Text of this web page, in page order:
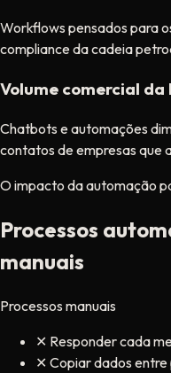
Workflows pensados para
compliance da cadeia
Volume comercial da
Chatbots e automações
contatos de empresas que
O impacto da automação
Processos
manuais
Processos manuais
✕ Responder cada
✕ Copiar dados entre